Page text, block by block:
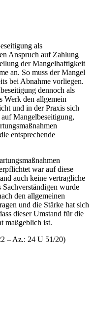
als
Anspruch auf Zahlung
der Mangelhaftigkeit
an. So muss der Mangel
bei Abnahme vorliegen.
dennoch als
Werk den allgemein
und in der Praxis sich
Mangelbeseitigung,
entsprechende
war auf diese
auch keine vertragliche
wurde
den allgemeinen
und die Stärke hat sich
dieser Umstand für die
maßgeblich ist.
– Az.: 24 U 51/20)